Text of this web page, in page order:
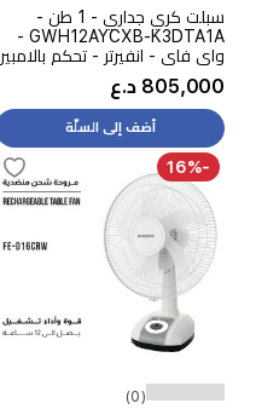
سبلت كري جداري - 1 طن -
GWH12AYCXB-K3DTA1A -
واي فاي - انفيرتر - تحكم بالامبير
- ابيض
805,000 د.ع
أضف إلى السلّة
-16%
(0)